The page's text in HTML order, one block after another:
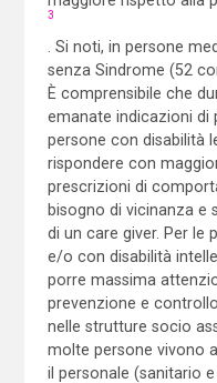
3
. Si noti, in persone
senza Sindrome (52
È comprensibile che
emanate indicazioni di
persone con disabilità
rispondere con
prescrizioni di
bisogno di vicinanza e
di un care giver. Per le
e/o con disabilità
porre massima
prevenzione e
nelle strutture socio
molte persone vivono
il personale (sanitario